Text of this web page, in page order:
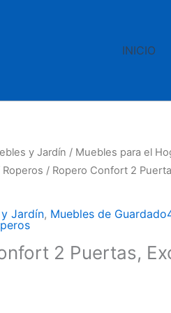
INICIO
y Jardín / Muebles para el
Roperos / Ropero Confort 2
Jardín, Muebles de
2 Puertas,